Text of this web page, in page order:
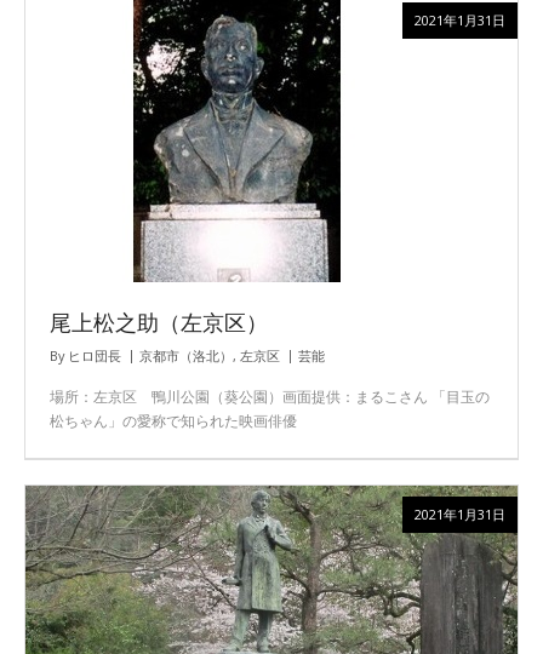
尾上松之助（左京区）
By ヒロ団長 京都市（洛北） , 左京区 芸能
場所：左京区 鴨川公園（葵公園）画面提供：まるこさん 「目玉の
松ちゃん」の愛称で知られた映画俳優
2021年1月31日
2021年1月31日